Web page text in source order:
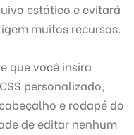
estático e evitará
muitos recursos.
que você insira
personalizado,
e rodapé do
de editar nenhum